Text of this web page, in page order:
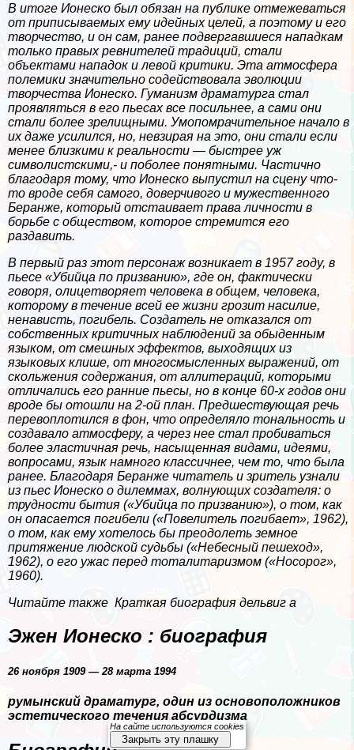
В итоге Ионеско был обязан на публике отмежеваться
от приписываемых ему идейных целей, а поэтому и его
творчество, и он сам, ранее подвергавшиеся нападкам
только правых ревнителей традиций, стали
объектами нападок и левой критики. Эта атмосфера
полемики значительно содействовала эволюции
творчества Ионеско. Гуманизм драматурга стал
проявляться в его пьесах все посильнее, а сами они
стали более зрелищными. Умопомрачительное начало в
их даже усилился, но, невзирая на это, они стали если
менее близкими к реальности — быстрее уж
символистскими,- и поболее понятными. Частично
благодаря тому, что Ионеско выпустил на сцену что-
то вроде себя самого, доверчивого и мужественного
Беранже, который отстаивает права личности в
борьбе с обществом, которое стремится его
раздавить.
В первый раз этот персонаж возникает в 1957 году, в
пьесе «Убийца по призванию», где он, фактически
говоря, олицетворяет человека в общем, человека,
которому в течение всей ее жизни грозит насилие,
ненависть, погибель. Создатель не отказался от
собственных критичных наблюдений за обыденным
языком, от смешных эффектов, выходящих из
языковых клише, от многосмысленных выражений, от
скольжения содержания, от аллитераций, которыми
отличались его ранние пьесы, но в конце 60-х годов они
вроде бы отошли на 2-ой план. Предшествующая речь
перевоплотился в фон, что определяло тональность и
создавало атмосферу, а через нее стал пробиваться
более эластичная речь, насыщенная видами, идеями,
вопросами, язык намного классичнее, чем то, что была
ранее. Благодаря Беранже читатель и зритель узнали
из пьес Ионеско о дилеммах, волнующих создателя: о
трудности бытия («Убийца по призванию»), о том, как
он опасается погибели («Повелитель погибает», 1962),
о том, как ему хотелось бы преодолеть земное
притяжение людской судьбы («Небесный пешеход»,
1962), о его ужас перед тоталитаризмом («Носорог»,
1960).
Читайте также Краткая биография дельвиг а
Эжен Ионеско : биография
26 ноября 1909 — 28 марта 1994
румынский драматург, один из основоположников
эстетического течения абсурдизма
На сайте используются cookies
Закрыть эту плашку